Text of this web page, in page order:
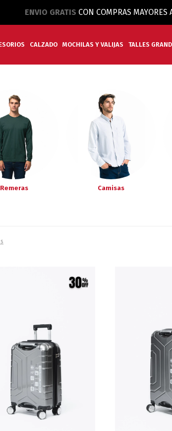
ENVIO GRATIS CON COMPRAS MAYORES
CALZADO MOCHILAS Y VALIJAS TALLES
Remeras Camisas